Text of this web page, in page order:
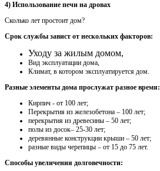
4) Использование печи на дровах
Сколько лет простоит дом?
Срок службы завист от нескольких факторов:
Уходу за жилым домом,
Вид эксплуатации дома,
Климат, в котором эксплуатируется дом.
Разные элементы дома прослужат разное время:
Кирпич - от 100 лет;
Перекрытия из железобетона – 100 лет;
перекрытия из древесины – 50 лет;
полы из досок– 25-30 лет;
деревянные конструкции крыши – 50 лет;
разные виды черепицы – от 15 до 75 лет.
Способы увеличения долговечности: